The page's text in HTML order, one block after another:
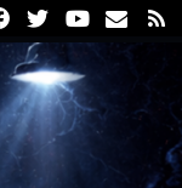
FacebookTwitterYoutube
Email